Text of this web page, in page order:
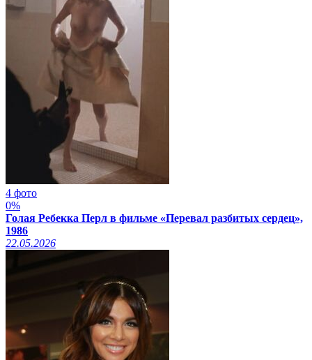
4 фото
0%
Голая Ребекка Перл в фильме «Перевал разбитых сердец»,
1986
22.05.2026